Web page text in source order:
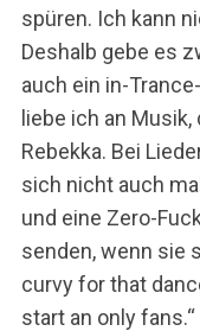
spüren. Ich kann
Deshalb gebe es
auch ein in-
liebe ich an
Rebekka. Bei
sich nicht auch
und eine Zero-
senden, wenn sie
curvy for that
start an only